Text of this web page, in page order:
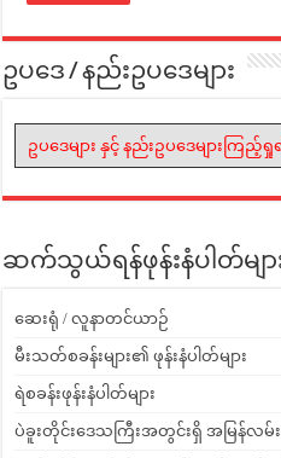
ဥပဒေ / နည်းဥပဒေများ
ဥပဒေများ နှင့် နည်းဥပဒေများကြည့်ရှု
ဆက်သွယ်ရန်ဖုန်းနံပါတ်မျာ
ဆေးရုံ / လူနာတင်ယာဉ်
မီးသတ်စခန်းများ၏ ဖုန်းနံပါတ်များ
ရဲစခန်းဖုန်းနံပါတ်များ
ပဲခူးတိုင်းဒေသကြီးအတွင်းရှိ အမြန်လမ်း